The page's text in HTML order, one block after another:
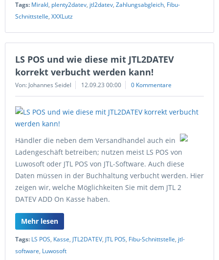
Tags: Mirakl, plenty2datev, jtl2datev, Zahlungsabgleich, Fibu-
Schnittstelle, XXXLutz
LS POS und wie diese mit JTL2DATEV
korrekt verbucht werden kann!
Von: Johannes Seidel 12.09.23 00:00 0 Kommentare
Händler die neben dem Versandhandel auch ein
Ladengeschäft betreiben; nutzen meist LS POS von
Luwosoft oder JTL POS von JTL-Software. Auch diese
Daten müssen in der Buchhaltung verbucht werden. Hier
zeigen wir, welche Möglichkeiten Sie mit dem JTL 2
DATEV ADD On Kasse haben.
Mehr lesen
Tags: LS POS, Kasse, JTL2DATEV, JTL POS, Fibu-Schnittstelle, jtl-
software, Luwosoft